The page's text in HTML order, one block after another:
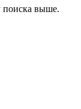
поиска выше.